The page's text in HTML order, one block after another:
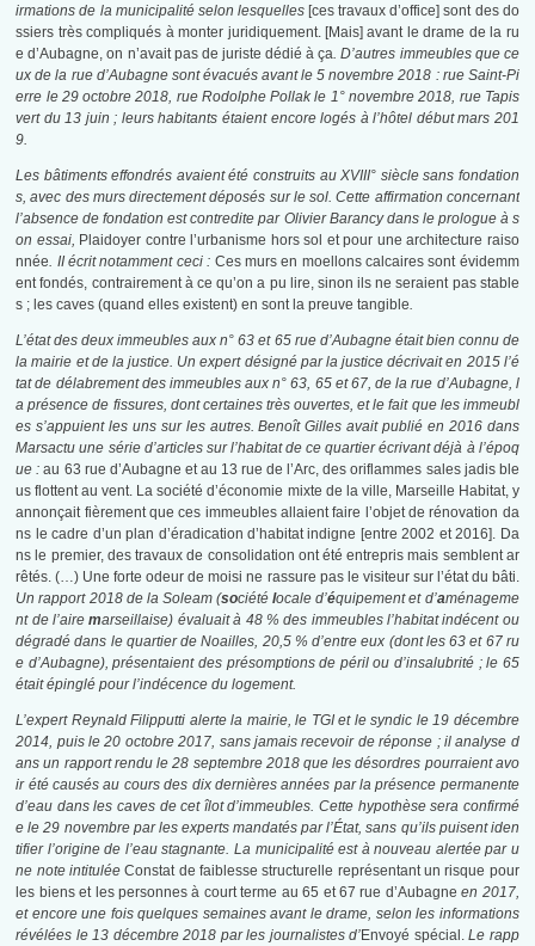
irmations de la municipalité selon lesquelles [ces travaux d’office] sont des do
ssiers très compliqués à monter juridiquement. [Mais] avant le drame de la ru
e d’Aubagne, on n’avait pas de juriste dédié à ça.D’autres immeubles que ce
ux de la rue d’Aubagne sont évacués avant le5 novembre 2018 : rue Saint-Pi
erre le 29 octobre 2018, rue Rodolphe Pollak le 1°novembre 2018, rue Tapis
vert du 13 juin ; leurs habitants étaient encore logés à l’hôtel début mars 201
9.
Les bâtiments effondrés avaient été construits au XVIII° siècle sans fondation
s, avec des murs directement déposés sur le sol. Cette affirmation concernant
l’absence de fondation est contredite par Olivier Barancy dans le prologue à s
on essai, Plaidoyer contre l’urbanisme hors sol et pour une architecture raiso
nnée. II écrit notamment ceci : Ces murs en moellons calcaires sont évidemm
ent fondés, contrairement à ce qu’on a pu lire, sinon ils ne seraient pas stable
s ; les caves (quand elles existent) en sont la preuve tangible.
L’état des deux immeubles aux n° 63 et 65 rue d’Aubagne était bien connu de
la mairie et de la justice. Un expert désigné par la justice décrivait en 2015 l’é
tat de délabrement des immeubles aux n° 63, 65 et 67, de la rue d’Aubagne, l
a présence de fissures, dont certaines très ouvertes, et le fait que les immeubl
es s’appuient les uns sur les autres. Benoît Gilles avait publié en 2016 dans
Marsactu une série d’articles sur l’habitat de ce quartier écrivant déjà à l’époq
ue :au 63 rue d’Aubagne et au 13 rue de l’Arc, des oriflammes sales jadis ble
us flottent au vent. La société d’économie mixte de la ville, Marseille Habitat, y
annonçait fièrement que ces immeubles allaient faire l’objet de rénovation da
ns le cadre d’un plan d’éradication d’habitat indigne [entre 2002 et 2016]. Da
ns le premier, des travaux de consolidation ont été entrepris mais semblent ar
rêtés. (…) Une forte odeur de moisi ne rassure pas le visiteur sur l’état du bâti.
Un rapport 2018 de la Soleam (société locale d’équipement et d’aménageme
nt de l’airemarseillaise) évaluait à 48 % des immeubles l’habitat indécent ou
dégradé dans le quartier de Noailles, 20,5 % d’entre eux (dont les 63 et 67 ru
e d’Aubagne), présentaient des présomptions de péril ou d’insalubrité ; le 65
était épinglé pour l’indécence du logement.
L’expert Reynald Filipputti alerte la mairie, le TGI et le syndic le 19 décembre
2014, puis le 20 octobre 2017, sans jamais recevoir de réponse ; il analyse d
ans un rapport rendu le 28 septembre 2018 que les désordres pourraient avo
ir été causés au cours des dix dernières années par la présence permanente
d’eau dans les caves de cet îlot d’immeubles. Cette hypothèse sera confirmé
e le 29 novembre par les experts mandatés par l’État, sans qu’ils puisent iden
tifier l’origine de l’eau stagnante. La municipalité est à nouveau alertée par u
ne note intituléeConstat de faiblesse structurelle représentant un risque pour
les biens et les personnes à court terme au 65 et 67 rue d’Aubagneen 2017,
et encore une fois quelques semaines avant le drame, selon les informations
révélées le 13 décembre 2018 par les journalistes d’Envoyé spécial.Le rapp